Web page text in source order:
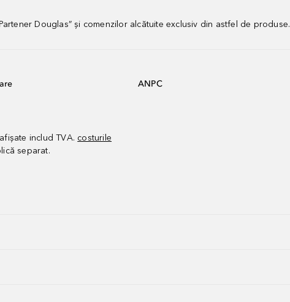
Douglas” și comenzilor alcătuite exclusiv din astfel de produse.
includ TVA. costurile
separat.
ANPC